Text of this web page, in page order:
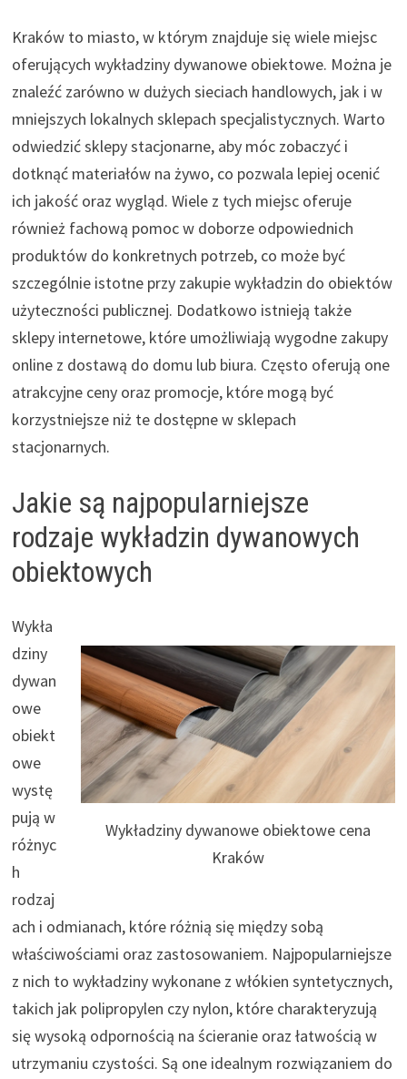
Kraków to miasto, w którym znajduje się wiele miejsc
oferujących wykładziny dywanowe obiektowe. Można je
znaleźć zarówno w dużych sieciach handlowych, jak i w
mniejszych lokalnych sklepach specjalistycznych. Warto
odwiedzić sklepy stacjonarne, aby móc zobaczyć i
dotknąć materiałów na żywo, co pozwala lepiej ocenić
ich jakość oraz wygląd. Wiele z tych miejsc oferuje
również fachową pomoc w doborze odpowiednich
produktów do konkretnych potrzeb, co może być
szczególnie istotne przy zakupie wykładzin do obiektów
użyteczności publicznej. Dodatkowo istnieją także
sklepy internetowe, które umożliwiają wygodne zakupy
online z dostawą do domu lub biura. Często oferują one
atrakcyjne ceny oraz promocje, które mogą być
korzystniejsze niż te dostępne w sklepach
stacjonarnych.
Jakie są najpopularniejsze
rodzaje wykładzin dywanowych
obiektowych
Wykładziny dywanowe obiektowe cena
Kraków
Wykła
dziny
dywan
owe
obiekt
owe
wystę
pują w
różnyc
h
rodzaj
ach i odmianach, które różnią się między sobą
właściwościami oraz zastosowaniem. Najpopularniejsze
z nich to wykładziny wykonane z włókien syntetycznych,
takich jak polipropylen czy nylon, które charakteryzują
się wysoką odpornością na ścieranie oraz łatwością w
utrzymaniu czystości. Są one idealnym rozwiązaniem do